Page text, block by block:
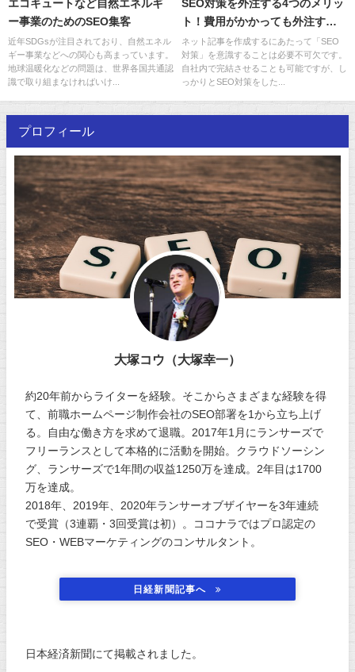
エコキュートなど自然エネルギ
ー事業のためのSEO集客
近年SDGsが注目されており、自然エネル
ギー事業などへの関心も高まっています。
地球温暖化などの問題は、世界各国共通認
識で取り組まなければいけ...
SEO対策を外注する4つのメリッ
ト！費用がかかっても外注する
べき理由
ネット記事を作成するにあたって「SEO
対策」を意識することは必要不可欠です。
自社内で完結させることも可能ですが、し
っかりとSEO対策をした...
プロフィール
大塚コウ（大塚幸一）
約20年前からライターを経験。そこからさまざまな経験を得
て、前職ホームページ制作会社のSEO部署を1から立ち上げ
る。自由な働き方を求めて退職。2017年1月にランサーズで
フリーランスとして本格的に活動を開始。クラウドソーシン
グ、ランサーズで1年間の収益1250万を達成。2年目は1700
万を達成。
2018年、2019年、2020年ランサーオブザイヤーを3年連続
で受賞（3連覇・3回受賞は初）。ココナラではプロ認定の
SEO・WEBマーケティングのコンサルタント。
日経新聞記事へ
日本経済新聞にて掲載されました。